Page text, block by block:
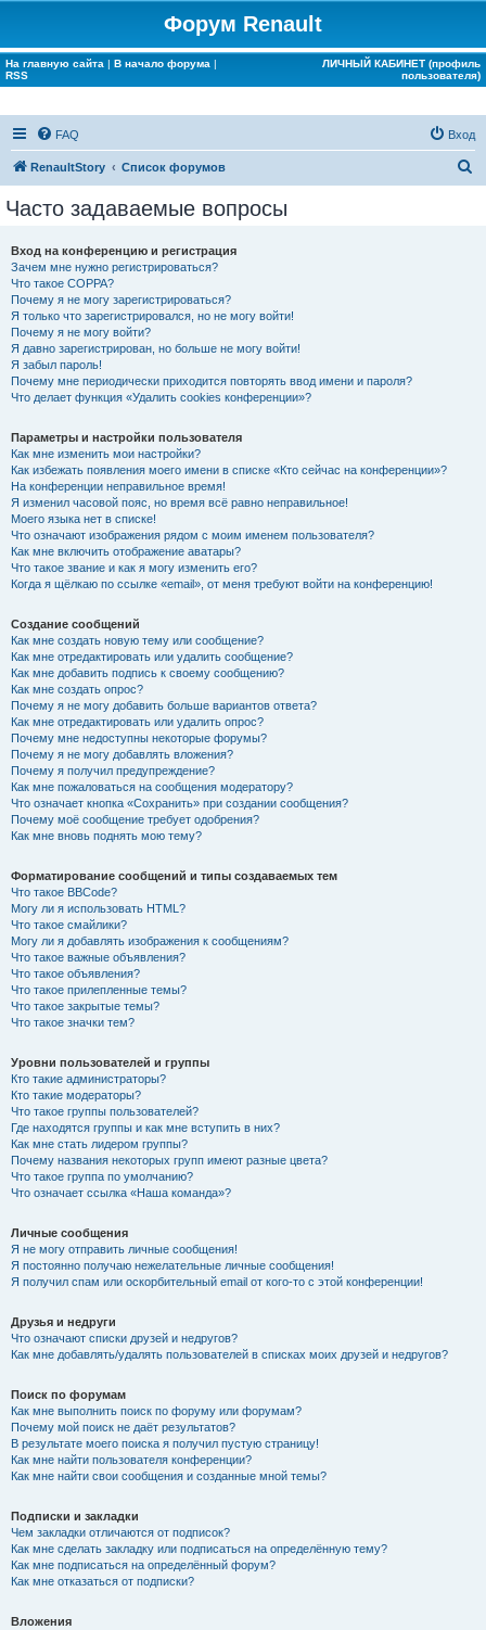
Форум Renault
На главную сайта | В начало форума |
RSS
ЛИЧНЫЙ КАБИНЕТ (профиль
пользователя)
FAQ Вход
RenaultStory Список форумов
Часто задаваемые вопросы
Вход на конференцию и регистрация
Зачем мне нужно регистрироваться?
Что такое COPPA?
Почему я не могу зарегистрироваться?
Я только что зарегистрировался, но не могу войти!
Почему я не могу войти?
Я давно зарегистрирован, но больше не могу войти!
Я забыл пароль!
Почему мне периодически приходится повторять ввод имени и пароля?
Что делает функция «Удалить cookies конференции»?
Параметры и настройки пользователя
Как мне изменить мои настройки?
Как избежать появления моего имени в списке «Кто сейчас на конференции»?
На конференции неправильное время!
Я изменил часовой пояс, но время всё равно неправильное!
Моего языка нет в списке!
Что означают изображения рядом с моим именем пользователя?
Как мне включить отображение аватары?
Что такое звание и как я могу изменить его?
Когда я щёлкаю по ссылке «email», от меня требуют войти на конференцию!
Создание сообщений
Как мне создать новую тему или сообщение?
Как мне отредактировать или удалить сообщение?
Как мне добавить подпись к своему сообщению?
Как мне создать опрос?
Почему я не могу добавить больше вариантов ответа?
Как мне отредактировать или удалить опрос?
Почему мне недоступны некоторые форумы?
Почему я не могу добавлять вложения?
Почему я получил предупреждение?
Как мне пожаловаться на сообщения модератору?
Что означает кнопка «Сохранить» при создании сообщения?
Почему моё сообщение требует одобрения?
Как мне вновь поднять мою тему?
Форматирование сообщений и типы создаваемых тем
Что такое BBCode?
Могу ли я использовать HTML?
Что такое смайлики?
Могу ли я добавлять изображения к сообщениям?
Что такое важные объявления?
Что такое объявления?
Что такое прилепленные темы?
Что такое закрытые темы?
Что такое значки тем?
Уровни пользователей и группы
Кто такие администраторы?
Кто такие модераторы?
Что такое группы пользователей?
Где находятся группы и как мне вступить в них?
Как мне стать лидером группы?
Почему названия некоторых групп имеют разные цвета?
Что такое группа по умолчанию?
Что означает ссылка «Наша команда»?
Личные сообщения
Я не могу отправить личные сообщения!
Я постоянно получаю нежелательные личные сообщения!
Я получил спам или оскорбительный email от кого-то с этой конференции!
Друзья и недруги
Что означают списки друзей и недругов?
Как мне добавлять/удалять пользователей в списках моих друзей и недругов?
Поиск по форумам
Как мне выполнить поиск по форуму или форумам?
Почему мой поиск не даёт результатов?
В результате моего поиска я получил пустую страницу!
Как мне найти пользователя конференции?
Как мне найти свои сообщения и созданные мной темы?
Подписки и закладки
Чем закладки отличаются от подписок?
Как мне сделать закладку или подписаться на определённую тему?
Как мне подписаться на определённый форум?
Как мне отказаться от подписки?
Вложения